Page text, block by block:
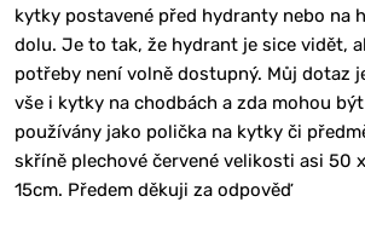
kytky postavené před hydranty nebo na
dolu. Je to tak, že hydrant je sice vidět,
potřeby není volně dostupný. Můj dotaz
vše i kytky na chodbách a zda mohou
používány jako polička na kytky či
skříně plechové červené velikosti asi 50
15cm. Předem děkuji za odpověď